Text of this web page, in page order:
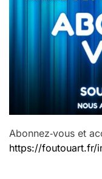
Abonnez‑vous et
https://foutouart.fr/